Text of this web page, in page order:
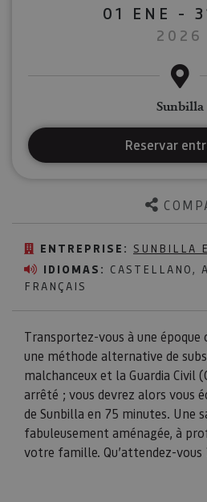
ENTREPRISE: SUNBILLA
IDIOMAS: CASTELLANO,
FRANÇAIS
Transportez-vous à une
une méthode alternative de
malchanceux et la Guardia Civil
arrêté ; vous devrez alors vous
de Sunbilla en 75 minutes. Une
fabuleusement aménagée, à
votre famille. Qu’attendez-vous
01 ENE -
2026
Sunbilla
Reservar